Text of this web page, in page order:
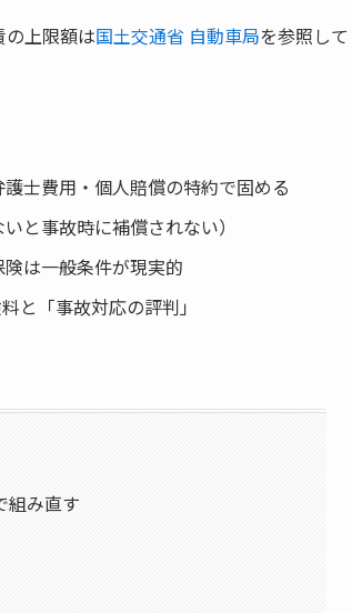
の上限額は国土交通省 自動車局を参照して
士費用・個人賠償の特約で固める
と事故時に補償されない）
は一般条件が現実的
と「事故対応の評判」
組み直す